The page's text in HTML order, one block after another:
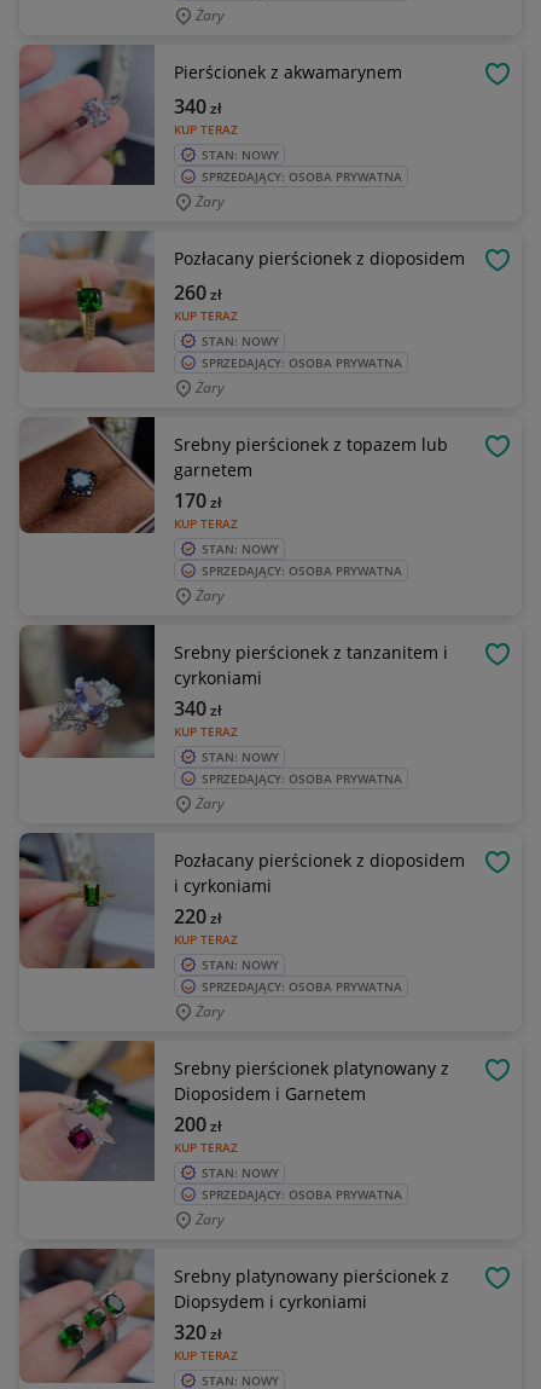
Żary
Pierścionek z akwamarynem
KUP TERAZ
340zł
STAN: NOWY
SPRZEDAJĄCY: OSOBA PRYWATNA
Żary
Pozłacany pierścionek z dioposidem
KUP TERAZ
260zł
STAN: NOWY
SPRZEDAJĄCY: OSOBA PRYWATNA
Żary
Srebny pierścionek z topazem lub
garnetem
KUP TERAZ
170zł
STAN: NOWY
SPRZEDAJĄCY: OSOBA PRYWATNA
Żary
Srebny pierścionek z tanzanitem i
cyrkoniami
KUP TERAZ
340zł
STAN: NOWY
SPRZEDAJĄCY: OSOBA PRYWATNA
Żary
Pozłacany pierścionek z dioposidem
i cyrkoniami
KUP TERAZ
220zł
STAN: NOWY
SPRZEDAJĄCY: OSOBA PRYWATNA
Żary
Srebny pierścionek platynowany z
Dioposidem i Garnetem
KUP TERAZ
200zł
STAN: NOWY
SPRZEDAJĄCY: OSOBA PRYWATNA
Żary
Srebny platynowany pierścionek z
Diopsydem i cyrkoniami
KUP TERAZ
320zł
STAN: NOWY